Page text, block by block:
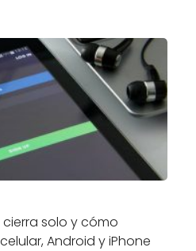
cierra solo y cómo
Android y iPhone